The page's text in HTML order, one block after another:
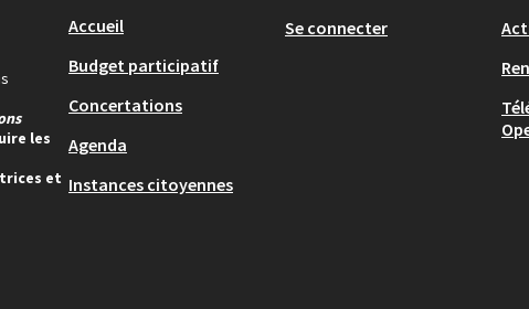
les
et
Accueil
Budget participatif
Concertations
Agenda
Instances citoyennes
Se connecter